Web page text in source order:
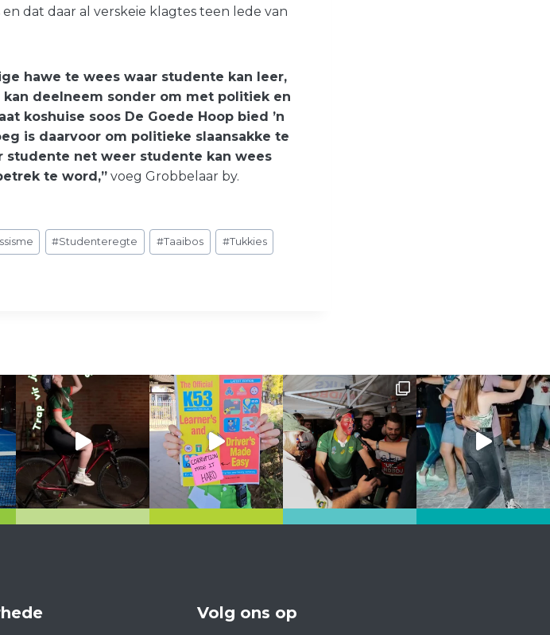
en dat daar al verskeie klagtes teen lede van
hawe te wees waar studente kan leer,
deelneem sonder om met politiek en
koshuise soos De Goede Hoop bied ’n
is daarvoor om politieke slaansakke te
studente net weer studente kan wees
te word,” voeg Grobbelaar by.
#Studenteregte #Taaibos #Tukkies
Volg ons op